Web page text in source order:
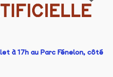
à 17h au Parc Fénelon, côté